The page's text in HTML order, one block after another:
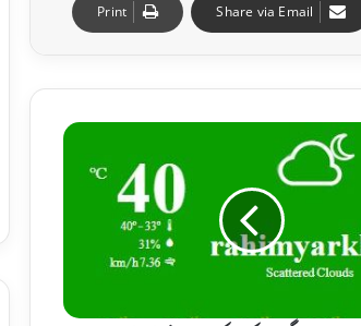
Share via Email
Print